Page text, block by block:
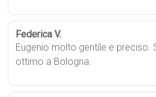
Federica V.
Eugenio molto gentile e preciso.
ottimo a Bologna.